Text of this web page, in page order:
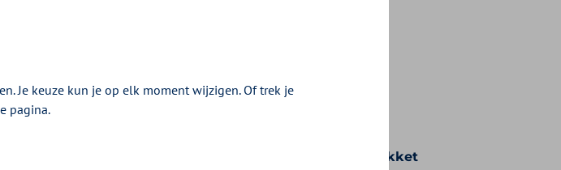
bekijk de vergoedingen en voorwaarden die bij uw pakket
Je keuze kun je op elk moment wijzigen. Of trek je
pagina.